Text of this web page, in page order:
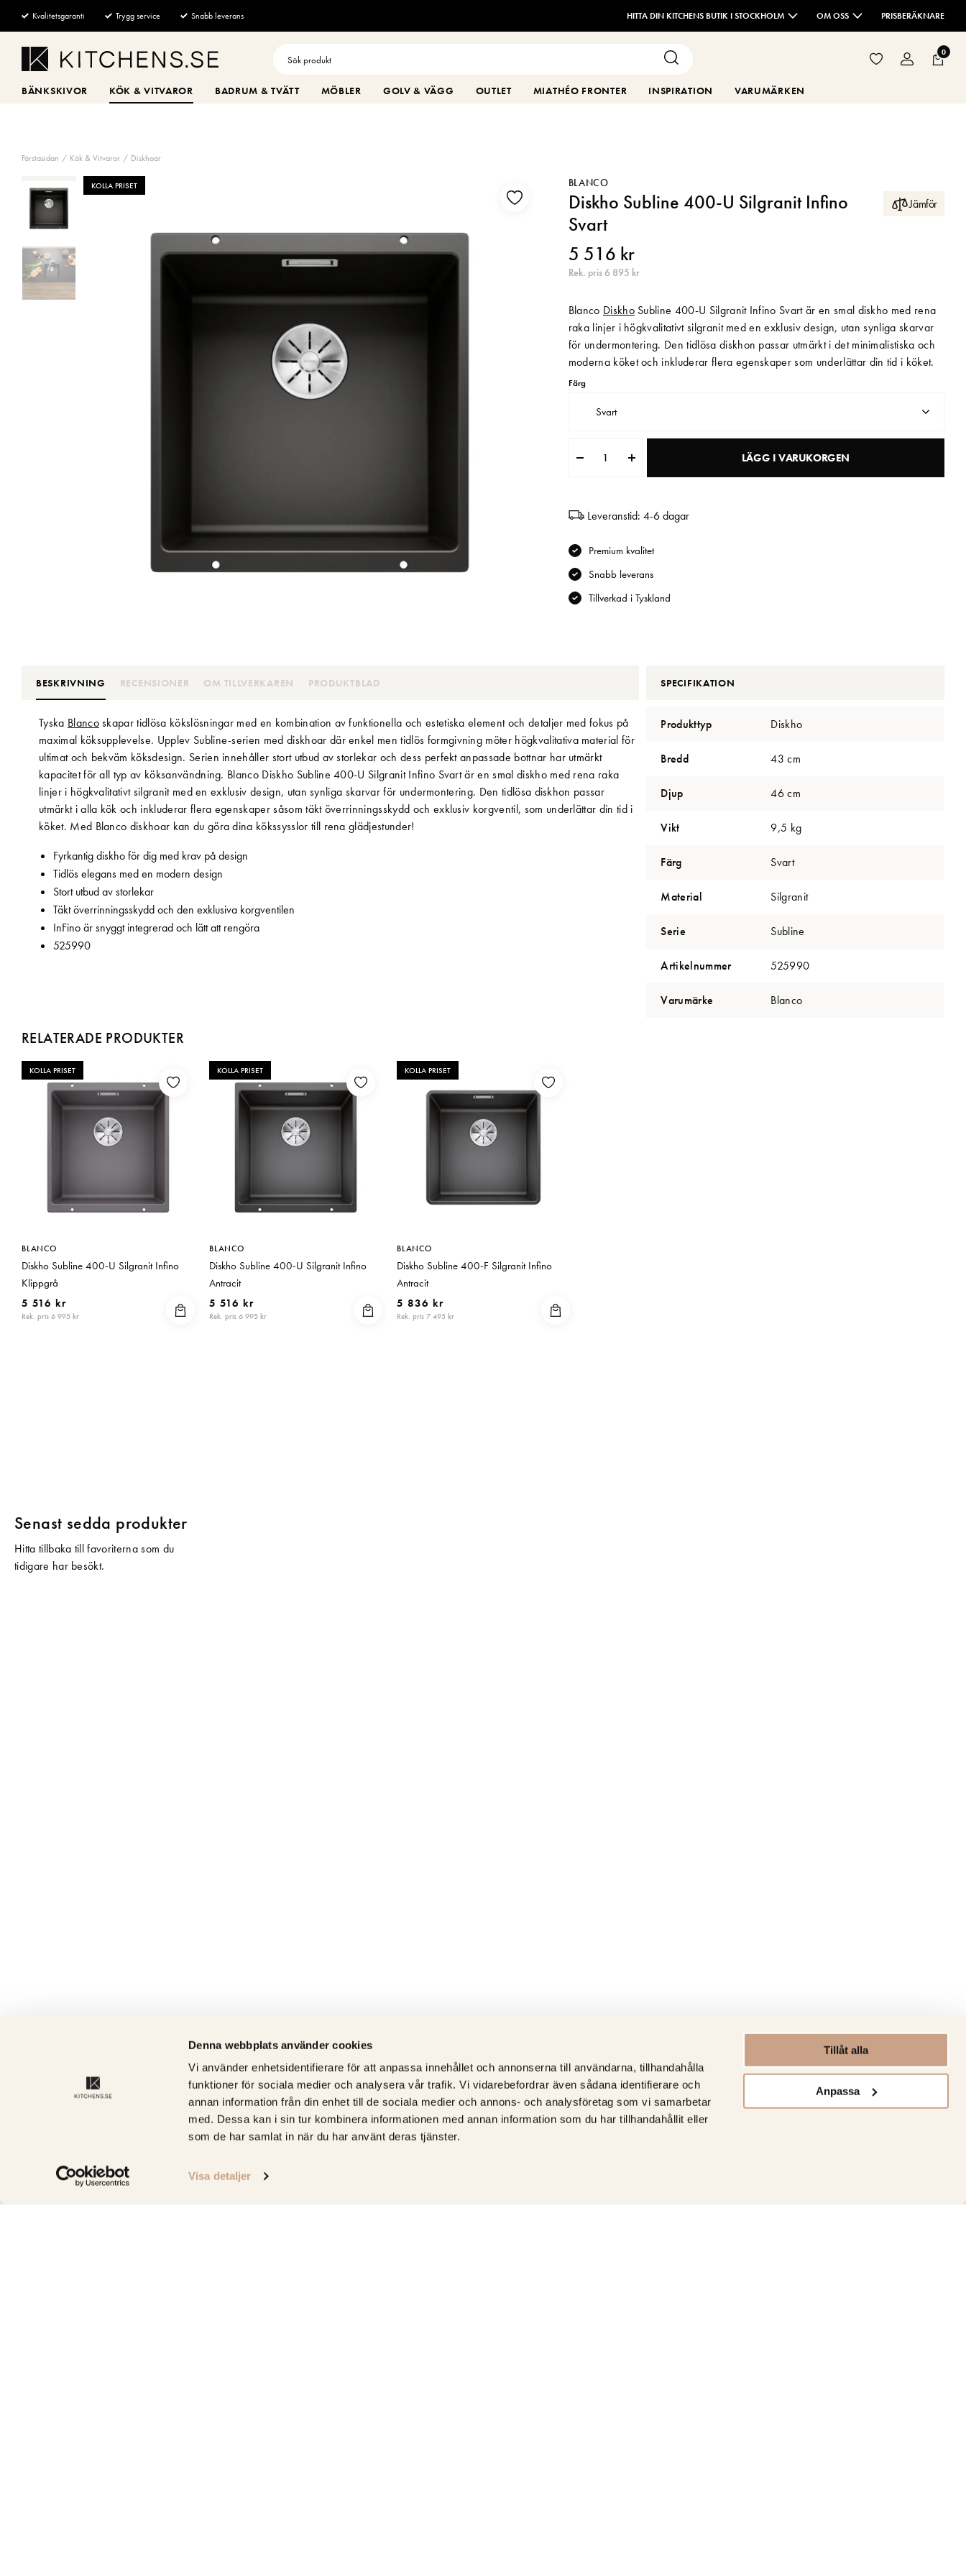
Denna webbplats använder cookies
Vi använder enhetsidentifierare för att anpassa innehållet och annonserna till användarna, tillhandahålla
funktioner för sociala medier och analysera vår trafik. Vi vidarebefordrar även sådana identifierare och
annan information från din enhet till de sociala medier och annons- och analysföretag som vi samarbetar
med. Dessa kan i sin tur kombinera informationen med annan information som du har tillhandahållit eller
som de har samlat in när du har använt deras tjänster.
Visa detaljer
Tillåt alla
Anpassa
HITTA DIN KITCHENS BUTIK I STOCKHOLM OM OSS PRISBERÄKNARE
Kvalitetsgaranti Trygg service Snabb leverans
0
BÄNKSKIVOR KÖK & VITVAROR BADRUM & TVÄTT MÖBLER GOLV & VÄGG OUTLET MIATHÉO FRONTER INSPIRATION VARUMÄRKEN
Förstasidan Kök & Vitvaror Diskhoar
KOLLA PRISET BLANCO
Diskho Subline 400-U Silgranit Infino
Svart
Jämför
5 516 kr
Rek. pris 6 895 kr
Blanco DiskhoSubline 400-U Silgranit Infino Svart är en smal diskho med rena
raka linjer i högkvalitativt silgranit med en exklusiv design, utan synliga skarvar
för undermontering. Den tidlösa diskhon passar utmärkt i det minimalistiska och
moderna köket och inkluderar flera egenskaper som underlättar din tid i köket.
Färg
Svart
LÄGG I VARUKORGEN
Leveranstid: 4-6 dagar
Premium kvalitet
Snabb leverans
Tillverkad i Tyskland
BESKRIVNING RECENSIONER OM TILLVERKAREN PRODUKTBLAD
Tyska Blancoskapar tidlösa kökslösningar med en kombination av funktionella och estetiska element och detaljer med fokus på
maximal köksupplevelse. Upplev Subline-serien med diskhoar där enkel men tidlös formgivning möter högkvalitativa material för
ultimat och bekväm köksdesign. Serien innehåller stort utbud av storlekar och dess perfekt anpassade bottnar har utmärkt
kapacitet för all typ av köksanvändning. Blanco Diskho Subline 400-U Silgranit Infino Svart är en smal diskho med rena raka
linjer i högkvalitativt silgranit med en exklusiv design, utan synliga skarvar för undermontering. Den tidlösa diskhon passar
utmärkt i alla kök och inkluderar flera egenskaper såsom täkt överrinningsskydd och exklusiv korgventil, som underlättar din tid i
köket. Med Blanco diskhoar kan du göra dina kökssysslor till rena glädjestunder!
Fyrkantig diskho för dig med krav på design
Tidlös elegans med en modern design
Stort utbud av storlekar
Täkt överrinningsskydd och den exklusiva korgventilen
InFino är snyggt integrerad och lätt att rengöra
525990
SPECIFIKATION
Produkttyp Diskho
Bredd 43 cm
Djup 46 cm
Vikt 9,5 kg
Färg Svart
Material Silgranit
Serie Subline
Artikelnummer 525990
Varumärke Blanco
RELATERADE PRODUKTER
KOLLA PRISET
BLANCO
Diskho Subline 400-U Silgranit Infino
Klippgrå
5 516 kr
Rek. pris 6 995 kr
KOLLA PRISET
BLANCO
Diskho Subline 400-U Silgranit Infino
Antracit
5 516 kr
Rek. pris 6 995 kr
KOLLA PRISET
BLANCO
Diskho Subline 400-F Silgranit Infino
Antracit
5 836 kr
Rek. pris 7 495 kr
Senast sedda produkter
Hitta tillbaka till favoriterna som du
tidigare har besökt.